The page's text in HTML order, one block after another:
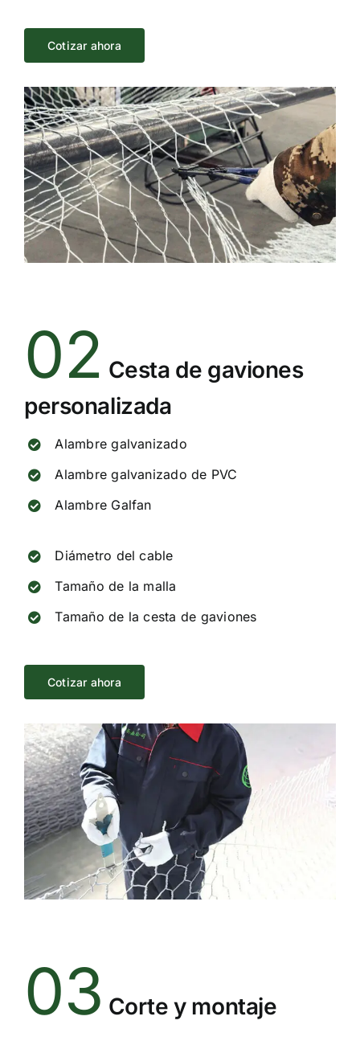
Cotizar ahora
02 Cesta de gaviones
personalizada
Alambre galvanizado
Alambre galvanizado de PVC
Alambre Galfan
Diámetro del cable
Tamaño de la malla
Tamaño de la cesta de gaviones
Cotizar ahora
03 Corte y montaje